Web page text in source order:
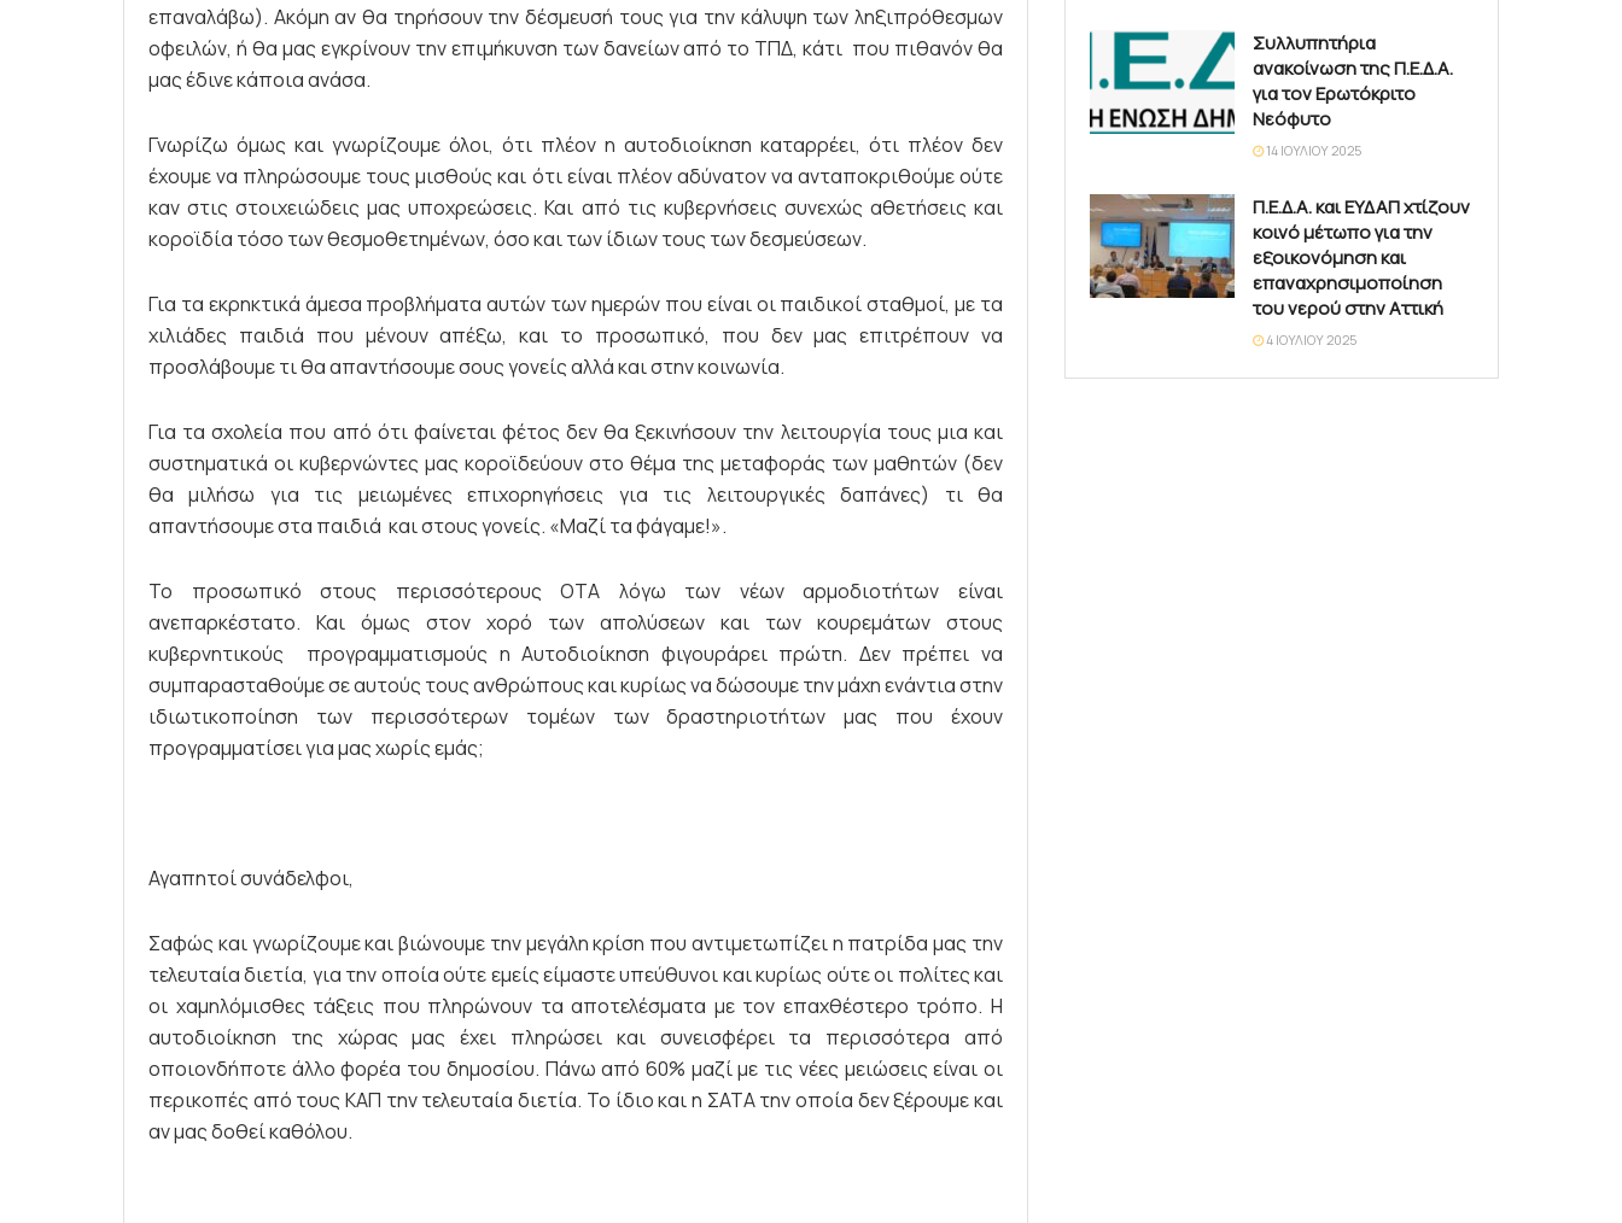
επαναλάβω). Ακόμη αν θα τηρήσουν την δέσμευσή τους για την κάλυψη των ληξιπρόθεσμων
οφειλών, ή θα μας εγκρίνουν την επιμήκυνση των δανείων από το ΤΠΔ, κάτι που πιθανόν θα
μας έδινε κάποια ανάσα.
Γνωρίζω όμως και γνωρίζουμε όλοι, ότι πλέον η αυτοδιοίκηση καταρρέει, ότι πλέον δεν
έχουμε να πληρώσουμε τους μισθούς και ότι είναι πλέον αδύνατον να ανταποκριθούμε ούτε
καν στις στοιχειώδεις μας υποχρεώσεις. Και από τις κυβερνήσεις συνεχώς αθετήσεις και
κοροϊδία τόσο των θεσμοθετημένων, όσο και των ίδιων τους των δεσμεύσεων.
Για τα εκρηκτικά άμεσα προβλήματα αυτών των ημερών που είναι οι παιδικοί σταθμοί, με τα
χιλιάδες παιδιά που μένουν απέξω, και το προσωπικό, που δεν μας επιτρέπουν να
προσλάβουμε τι θα απαντήσουμε σους γονείς αλλά και στην κοινωνία.
Για τα σχολεία που από ότι φαίνεται φέτος δεν θα ξεκινήσουν την λειτουργία τους μια και
συστηματικά οι κυβερνώντες μας κοροϊδεύουν στο θέμα της μεταφοράς των μαθητών (δεν
θα μιλήσω για τις μειωμένες επιχορηγήσεις για τις λειτουργικές δαπάνες) τι θα
απαντήσουμε στα παιδιά και στους γονείς. «Μαζί τα φάγαμε!».
Το προσωπικό στους περισσότερους ΟΤΑ λόγω των νέων αρμοδιοτήτων είναι
ανεπαρκέστατο. Και όμως στον χορό των απολύσεων και των κουρεμάτων στους
κυβερνητικούς προγραμματισμούς η Αυτοδιοίκηση φιγουράρει πρώτη. Δεν πρέπει να
συμπαρασταθούμε σε αυτούς τους ανθρώπους και κυρίως να δώσουμε την μάχη ενάντια στην
ιδιωτικοποίηση των περισσότερων τομέων των δραστηριοτήτων μας που έχουν
προγραμματίσει για μας χωρίς εμάς;
Αγαπητοί συνάδελφοι,
Σαφώς και γνωρίζουμε και βιώνουμε την μεγάλη κρίση που αντιμετωπίζει η πατρίδα μας την
τελευταία διετία, για την οποία ούτε εμείς είμαστε υπεύθυνοι και κυρίως ούτε οι πολίτες και
οι χαμηλόμισθες τάξεις που πληρώνουν τα αποτελέσματα με τον επαχθέστερο τρόπο. Η
αυτοδιοίκηση της χώρας μας έχει πληρώσει και συνεισφέρει τα περισσότερα από
οποιονδήποτε άλλο φορέα του δημοσίου. Πάνω από 60% μαζί με τις νέες μειώσεις είναι οι
περικοπές από τους ΚΑΠ την τελευταία διετία. Το ίδιο και η ΣΑΤΑ την οποία δεν ξέρουμε και
αν μας δοθεί καθόλου.
Συλλυπητήρια
ανακοίνωση της Π.Ε.Δ.Α.
για τον Ερωτόκριτο
Νεόφυτο
14 ΙΟΥΛΊΟΥ 2025
Π.Ε.Δ.Α. και ΕΥΔΑΠ χτίζουν
κοινό μέτωπο για την
εξοικονόμηση και
επαναχρησιμοποίηση
του νερού στην Αττική
4 ΙΟΥΛΊΟΥ 2025